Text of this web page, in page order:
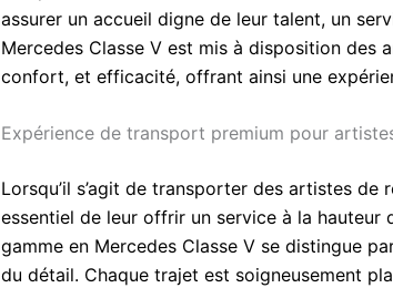
assurer un accueil digne de leur talent, un
Mercedes Classe V est mis à disposition des
confort, et efficacité, offrant ainsi une
Expérience de transport premium pour
Lorsqu’il s’agit de transporter des artistes de
essentiel de leur offrir un service à la hauteur
gamme en Mercedes Classe V se distingue
du détail. Chaque trajet est soigneusement